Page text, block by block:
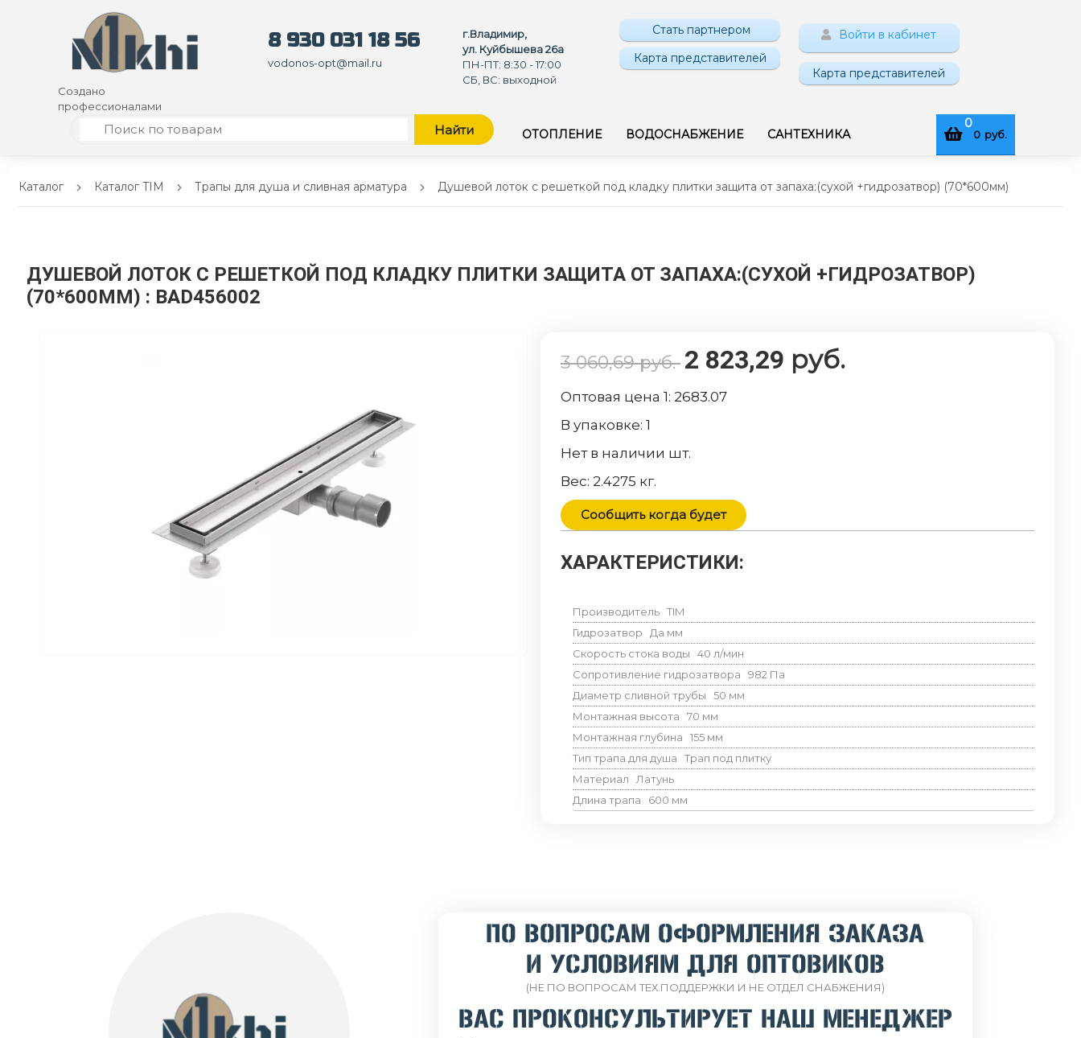
Создано
профессионалами
8 930 031 18 56
vodonos-opt@mail.ru
г.Владимир,
ул. Куйбышева 26а
ПН-ПТ: 8:30 - 17:00
СБ, ВС: выходной
Стать партнером
Карта представителей
Войти в кабинет
Карта представителей
Найти ОТОПЛЕНИЕ ВОДОСНАБЖЕНИЕ САНТЕХНИКА
0
0 руб.
Каталог Каталог TIM Трапы для душа и сливная арматура Душевой лоток с решеткой под кладку плитки защита от запаха:(сухой +гидрозатвор) (70*600мм)
ДУШЕВОЙ ЛОТОК С РЕШЕТКОЙ ПОД КЛАДКУ ПЛИТКИ ЗАЩИТА ОТ ЗАПАХА:(СУХОЙ +ГИДРОЗАТВОР)
(70*600ММ) : BAD456002
3 060,69руб. 2 823,29 руб.
Оптовая цена 1: 2683.07
В упаковке: 1
Нет в наличии шт.
Вес: 2.4275 кг.
Сообщить когда будет
ХАРАКТЕРИСТИКИ:
Производитель TIM
Гидрозатвор
Да мм
Скорость стока воды
40 л/мин
Сопротивление гидрозатвора
982 Па
Диаметр сливной трубы
50 мм
Монтажная высота
70 мм
Монтажная глубина
155 мм
Тип трапа для душа
Трап под плитку
Материал
Латунь
Длина трапа
600 мм
ПО ВОПРОСАМ ОФОРМЛЕНИЯ ЗАКАЗА
И УСЛОВИЯМ ДЛЯ ОПТОВИКОВ
(НЕ ПО ВОПРОСАМ ТЕХ.ПОДДЕРЖКИ И НЕ ОТДЕЛ СНАБЖЕНИЯ)
ВАС ПРОКОНСУЛЬТИРУЕТ НАШ МЕНЕДЖЕР